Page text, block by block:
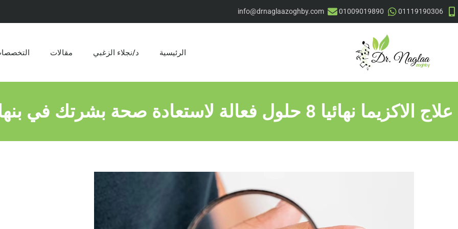
01119190306
01009019890
info@drnaglaazoghby.com
الرئيسية د/نجلاء الزغبي مقالات​
علاج الاكزيما نهائيا 8 حلول فعالة لاستعادة صحة بشرتك في بنها